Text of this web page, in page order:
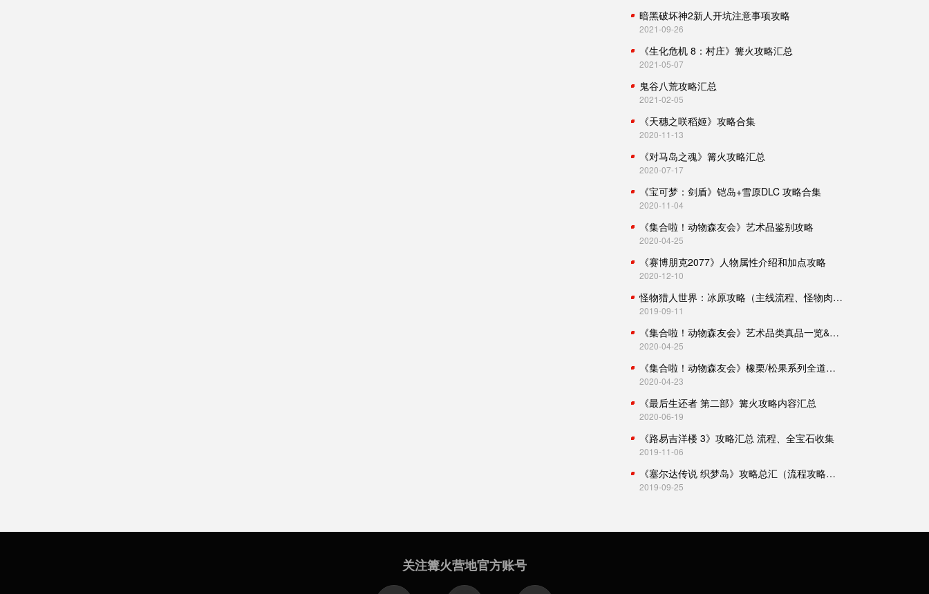
暗黑破坏神2新人开坑注意事项攻略
2021-09-26
《生化危机 8：村庄》篝火攻略汇总
2021-05-07
鬼谷八荒攻略汇总
2021-02-05
《天穗之咲稻姬》攻略合集
2020-11-13
《对马岛之魂》篝火攻略汇总
2020-07-17
《宝可梦：剑盾》铠岛+雪原DLC 攻略合集
2020-11-04
《集合啦！动物森友会》艺术品鉴别攻略
2020-04-25
《赛博朋克2077》人物属性介绍和加点攻略
2020-12-10
怪物猎人世界：冰原攻略（主线流程、怪物肉质、小技巧）
2019-09-11
《集合啦！动物森友会》艺术品类真品一览&中文介绍
2020-04-25
《集合啦！动物森友会》橡栗/松果系列全道具收集攻略
2020-04-23
《最后生还者 第二部》篝火攻略内容汇总
2020-06-19
《路易吉洋楼 3》攻略汇总 流程、全宝石收集
2019-11-06
《塞尔达传说 织梦岛》攻略总汇（流程攻略、心碎片、贝壳收集）
2019-09-25
关注篝火营地官方账号